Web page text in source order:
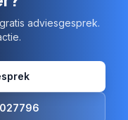
adviesgesprek.